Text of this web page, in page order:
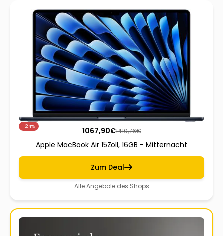
-24% 1067,90€1410,76€
Apple MacBook Air 15Zoll, 16GB - Mitternacht
Zum Deal
Alle Angebote des Shops